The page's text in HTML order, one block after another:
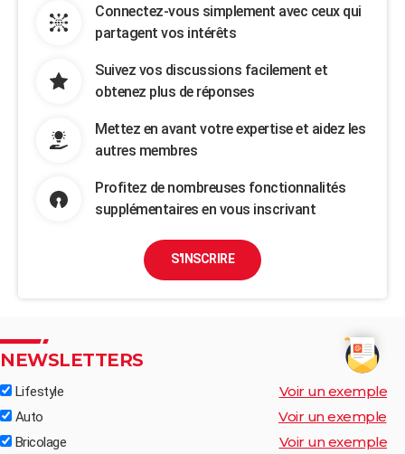
Connectez-vous simplement avec ceux qui
partagent vos intérêts
Suivez vos discussions facilement et
obtenez plus de réponses
Mettez en avant votre expertise et aidez les
autres membres
Profitez de nombreuses fonctionnalités
supplémentaires en vous inscrivant
S'INSCRIRE
NEWSLETTERS
Lifestyle Voir un exemple
Auto Voir un exemple
Bricolage Voir un exemple